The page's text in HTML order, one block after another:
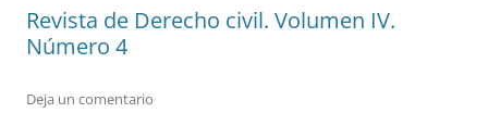
Revista de Derecho civil. Volumen IV.
Número 4
Deja un comentario